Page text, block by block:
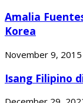
Amalia
Korea
November 9, 2015
Isang Filipino